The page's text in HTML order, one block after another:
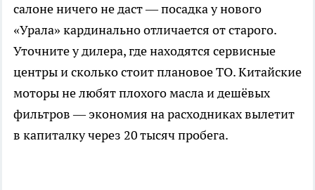
салоне ничего не даст — посадка у нового
«Урала» кардинально отличается от старого.
Уточните у дилера, где находятся сервисные
центры и сколько стоит плановое ТО. Китайские
моторы не любят плохого масла и дешёвых
фильтров — экономия на расходниках вылетит
в капиталку через 20 тысяч пробега.